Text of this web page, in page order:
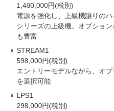
1,480,000円(税別)
電源を強化し、上級機譲りの
シリーズの上級機。オプショ
も豊富
STREAM1
598,000円(税別)
エントリーモデルながら、オ
を選択可能
LPS1
298,000円(税別)